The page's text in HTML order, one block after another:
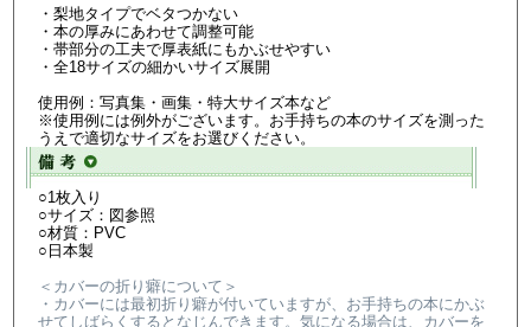
・梨地タイプでベタつかない
・本の厚みにあわせて調整可能
・帯部分の工夫で厚表紙にもかぶせやすい
・全18サイズの細かいサイズ展開
使用例：写真集・画集・特大サイズ本など
※使用例には例外がございます。お手持ちの本のサイズを測った
うえで適切なサイズをお選びください。
○1枚入り
○サイズ：図参照
○材質：PVC
○日本製
＜カバーの折り癖について＞
・カバーには最初折り癖が付いていますが、お手持ちの本にかぶ
せてしばらくするとなじんできます。気になる場合は、カバーを